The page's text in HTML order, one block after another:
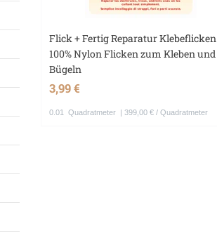
Flick + Fertig Reparatur Klebeflicken
100% Nylon Flicken zum Kleben und
Bügeln
3,99 €
0.01 Quadratmeter | 399,00 € / Quadratmeter